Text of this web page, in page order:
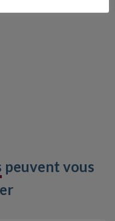
peuvent vous